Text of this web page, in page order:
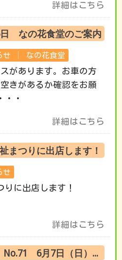
詳細はこちら
なの花食堂のご案内
せ なの花食堂
があります。お車の方
きがあるか確認をお願
・
詳細はこちら
まつりに出店します！
せ
に出店します！
詳細はこちら
家族会だより No.71 6月7日（日） オンライン試聴のお知らせ